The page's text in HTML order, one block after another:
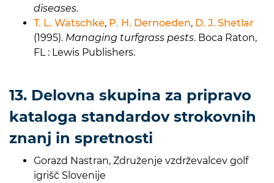
diseases.
T. L. Watschke, P. H. Dernoeden, D. J. Shetlar
(1995). Managing turfgrass pests. Boca Raton,
FL : Lewis Publishers.
13. Delovna skupina za pripravo
kataloga standardov strokovnih
znanj in spretnosti
Gorazd Nastran, Združenje vzdrževalcev golf
igrišč Slovenije